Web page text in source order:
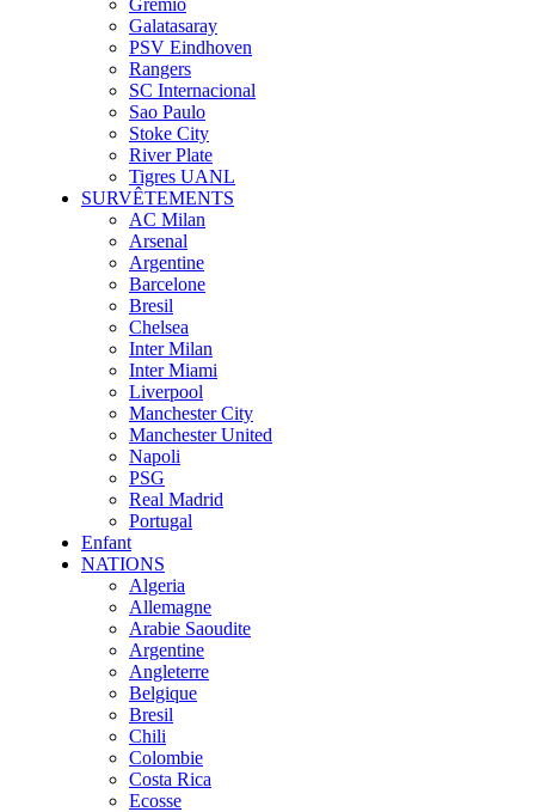
Grêmio
Galatasaray
PSV Eindhoven
Rangers
SC Internacional
Sao Paulo
Stoke City
River Plate
Tigres UANL
SURVÊTEMENTS
AC Milan
Arsenal
Argentine
Barcelone
Bresil
Chelsea
Inter Milan
Inter Miami
Liverpool
Manchester City
Manchester United
Napoli
PSG
Real Madrid
Portugal
Enfant
NATIONS
Algeria
Allemagne
Arabie Saoudite
Argentine
Angleterre
Belgique
Bresil
Chili
Colombie
Costa Rica
Ecosse